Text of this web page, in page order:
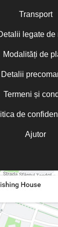
Transport
legate de
Modalități de
Detalii
Termeni și
de
Ajutor